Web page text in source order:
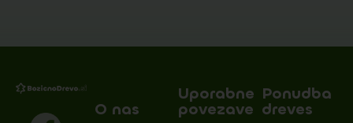
O nas
Uporabne
povezave
Ponudba
dreves